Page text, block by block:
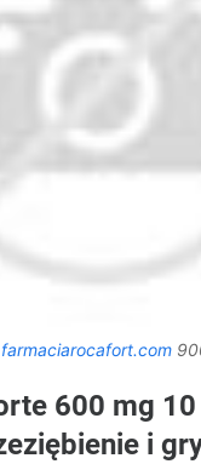
farmaciarocafort.com
600 mg
i